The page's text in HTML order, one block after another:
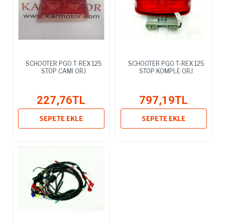
SCHOOTER PGO T-REX 125
STOP CAMI ORJ
227,76TL
SEPETE EKLE
SCHOOTER PGO T-REX 125
STOP KOMPLE ORJ
797,19TL
SEPETE EKLE